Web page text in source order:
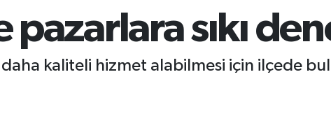
sıkı
kaliteli hizmet alabilmesi için ilçede